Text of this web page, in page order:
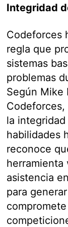
Integridad
Codeforces
regla que
sistemas
problemas
Según Mike
la
habilidades
reconoce
herramienta
asistencia
para